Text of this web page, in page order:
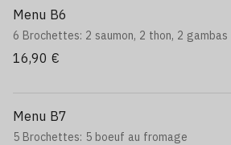
Menu B6
6 Brochettes: 2 saumon, 2 thon, 2 gambas
16,90 €
Menu B7
5 Brochettes: 5 boeuf au fromage